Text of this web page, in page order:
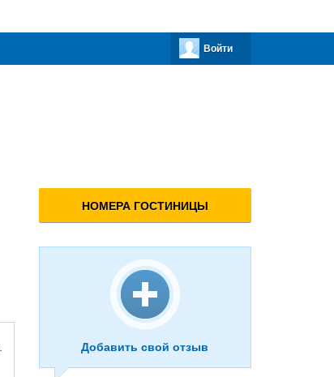
Войти
НОМЕРА ГОСТИНИЦЫ
Добавить свой отзыв